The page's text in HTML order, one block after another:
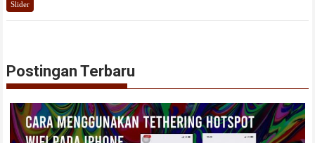
Slider
Postingan Terbaru